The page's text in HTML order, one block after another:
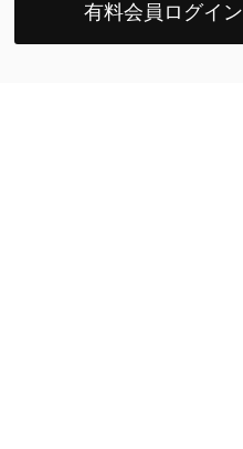
有料会員ログイン